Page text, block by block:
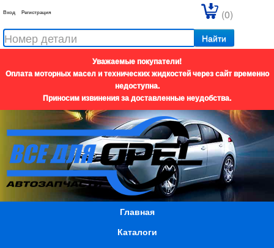
Вход Регистрация
Найти
(0)
Уважаемые покупатели!
Оплата моторных масел и технических жидкостей через сайт временно
недоступна.
Приносим извинения за доставленные неудобства.
Главная
Каталоги